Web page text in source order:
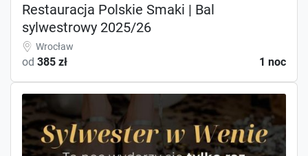
Restauracja Polskie Smaki | Bal
sylwestrowy 2025/26
Wrocław
od 385 zł 1 noc